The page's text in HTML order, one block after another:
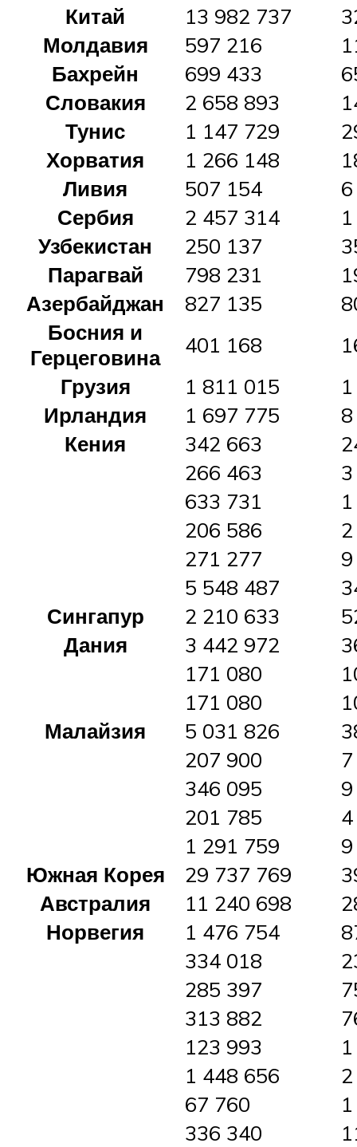
Китай 13 982 737
Молдавия
597 216
Бахрейн
699 433
Словакия
2 658 893
Тунис
1 147 729
Хорватия
1 266 148
Ливия
507 154
Сербия
2 457 314
Узбекистан
250 137
Парагвай
798 231
Азербайджан
827 135
Босния и
Герцеговина
401 168
Грузия
1 811 015
Ирландия
1 697 775
Кения
342 663
266 463
633 731
1
206 586
271 277
9
5 548 487
Сингапур
2 210 633
Дания
3 442 972
171 080
171 080
Малайзия
5 031 826
207 900
346 095
201 785
1 291 759
Южная Корея
29 737 769
Австралия
11 240 698
Норвегия
1 476 754
334 018
285 397
313 882
123 993
1 448 656
67 760
336 340